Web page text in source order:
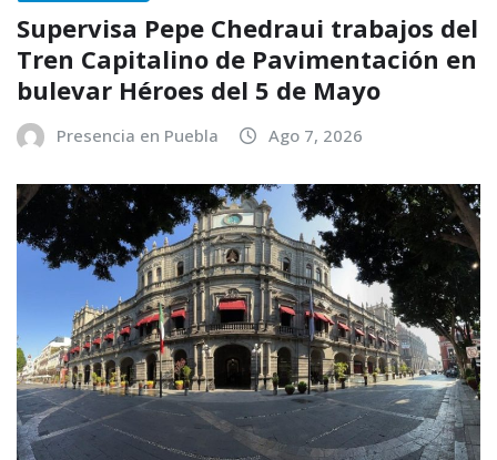
Supervisa Pepe Chedraui trabajos del
Tren Capitalino de Pavimentación en
bulevar Héroes del 5 de Mayo
Presencia en Puebla Ago 7, 2026